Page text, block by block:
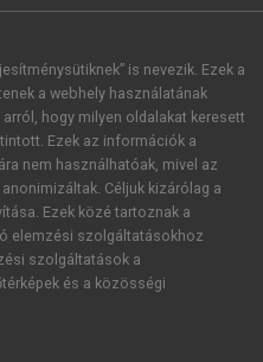
is nevezik. Ezek a
a webhely használatának
hogy milyen oldalakat keresett
Ezek az információk a
nem használhatóak, mivel az
Céljuk kizárólag a
Ezek közé tartoznak a
elemzési szolgáltatásokhoz
szolgáltatások a
és a közösségi